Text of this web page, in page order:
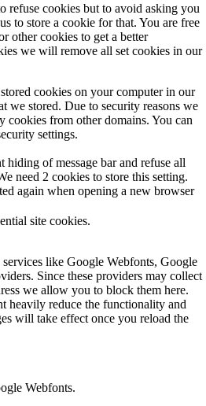
refuse cookies but to avoid asking you
to store a cookie for that. You are free
other cookies to get a better
we will remove all set cookies in our
cookies on your computer in our
we stored. Due to security reasons we
cookies from other domains. You can
settings.
hiding of message bar and refuse all
need 2 cookies to store this setting.
again when opening a new browser
site cookies.
like Google Webfonts, Google
Since these providers may collect
we allow you to block them here.
heavily reduce the functionality and
will take effect once you reload the
Webfonts.